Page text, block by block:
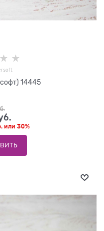
14445
или 30%